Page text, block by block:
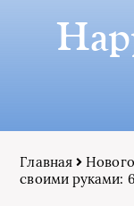
Главная
своими руками: